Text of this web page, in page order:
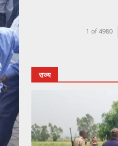
1 of 4980
राज्य